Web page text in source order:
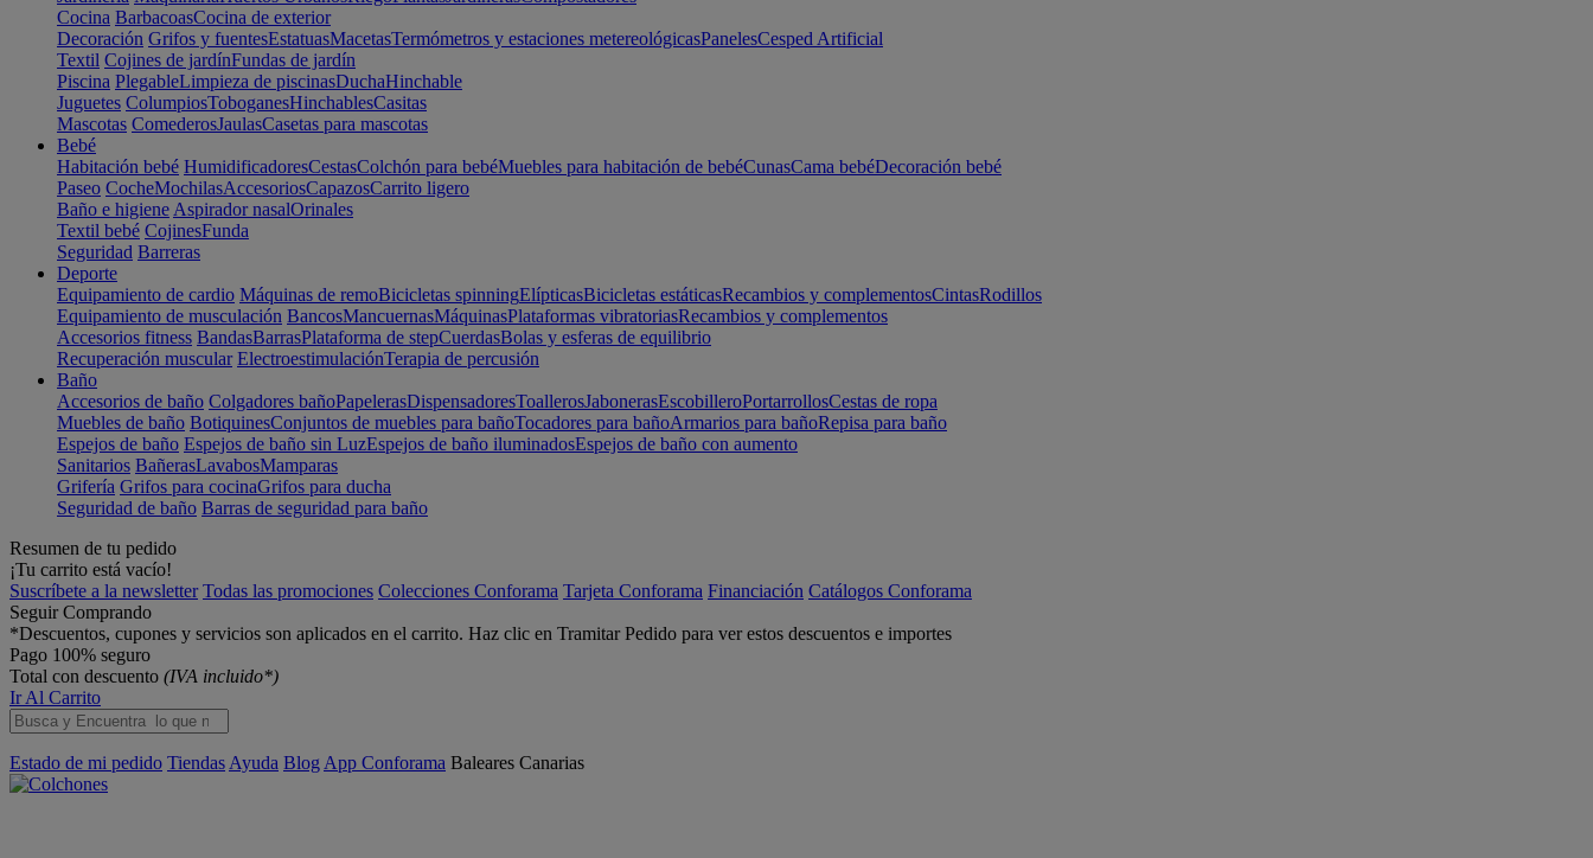
Cocina BarbacoasCocina de exterior
Decoración Grifos y fuentesEstatuasMacetasTermómetros y estaciones metereológicasPanelesCesped Artificial
Textil Cojines de jardínFundas de jardín
Piscina PlegableLimpieza de piscinasDuchaHinchable
Juguetes ColumpiosToboganesHinchablesCasitas
Mascotas ComederosJaulasCasetas para mascotas
Bebé
Habitación bebé HumidificadoresCestasColchón para bebéMuebles para habitación de bebéCunasCama bebéDecoración bebé
Paseo CocheMochilasAccesoriosCapazosCarrito ligero
Baño e higiene Aspirador nasalOrinales
Textil bebé CojinesFunda
Seguridad Barreras
Deporte
Equipamiento de cardio Máquinas de remoBicicletas spinningElípticasBicicletas estáticasRecambios y complementosCintasRodillos
Equipamiento de musculación BancosMancuernasMáquinasPlataformas vibratoriasRecambios y complementos
Accesorios fitness BandasBarrasPlataforma de stepCuerdasBolas y esferas de equilibrio
Recuperación muscular ElectroestimulaciónTerapia de percusión
Baño
Accesorios de baño Colgadores bañoPapelerasDispensadoresToallerosJabonerasEscobilleroPortarrollosCestas de ropa
Muebles de baño BotiquinesConjuntos de muebles para bañoTocadores para bañoArmarios para bañoRepisa para baño
Espejos de baño Espejos de baño sin LuzEspejos de baño iluminadosEspejos de baño con aumento
Sanitarios BañerasLavabosMamparas
Grifería Grifos para cocinaGrifos para ducha
Seguridad de baño Barras de seguridad para baño
Resumen de tu pedido
¡Tu carrito está vacío!
Suscríbete a la newsletter Todas las promociones Colecciones Conforama Tarjeta Conforama Financiación Catálogos Conforama
Seguir Comprando
*Descuentos, cupones y servicios son aplicados en el carrito. Haz clic en Tramitar Pedido para ver estos descuentos e importes
Pago 100% seguro
Total con descuento (IVA incluido*)
Ir Al Carrito
Estado de mi pedido Tiendas Ayuda Blog App Conforama Baleares Canarias